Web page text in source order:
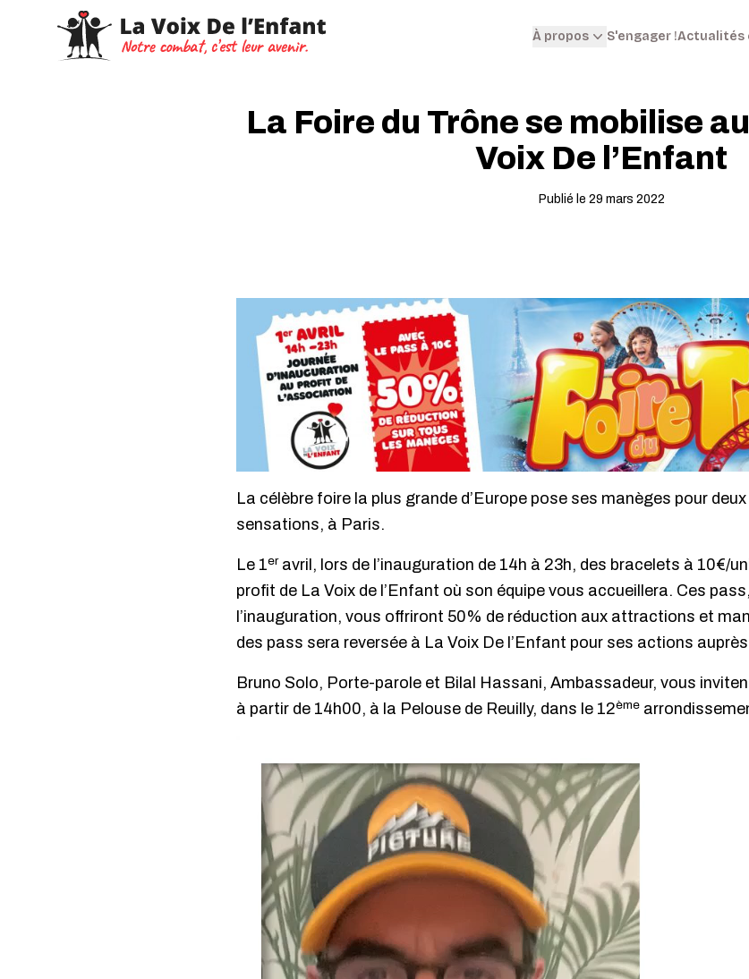
À propos S'engager !Actualités
La Foire du Trône se mobilise
Voix De l’Enfant
Publié le 29 mars 2022
La célèbre foire la plus grande d’Europe pose ses manèges pour
sensations, à Paris.
Le 1eravril, lors de l’inauguration de 14h à 23h, des bracelets à 10€/
profit de La Voix de l’Enfant où son équipe vous accueillera. Ces
l’inauguration, vous offriront 50% de réduction aux attractions et
des pass sera reversée à La Voix De l’Enfant pour ses actions
Bruno Solo, Porte-parole et Bilal Hassani, Ambassadeur, vous
à partir de 14h00, à la Pelouse de Reuilly, dans le 12ème
vidéo